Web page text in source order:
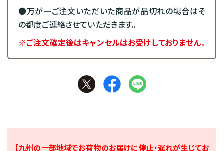
●万が一ご注文いただいた商品が品切れの場合はそ
の都度ご連絡させていただきます。
※ご注文確定後はキャンセルはお受けしておりません。
【九州の一部地域でお荷物のお届けに停止・遅れが生じてお